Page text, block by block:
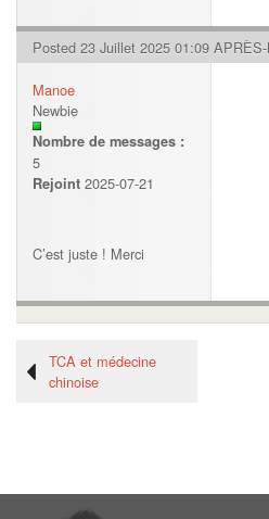
Posted 23 Juillet 2025 01:09
Manoe
Newbie
Nombre de messages :
5
Rejoint 2025-07-21
C’est juste ! Merci
TCA et médecine
chinoise